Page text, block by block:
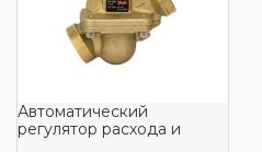
Автоматический
регулятор расхода и